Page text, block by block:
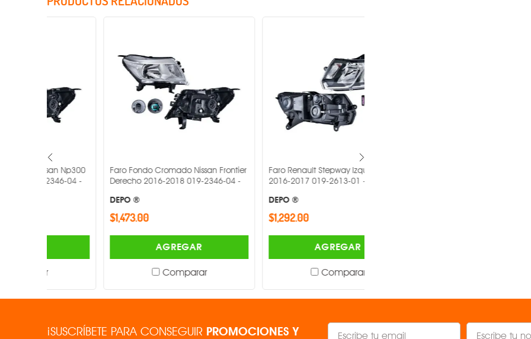
Faro Fondo Cromado Nissan Frontier
Derecho 2016-2018 019-2346-04 -
Comparar
Faro Renault Stepway Izquierdo
2016-2017 019-2613-01 -
Comparar
¡SUSCRÍBETE PARA CONSEGUIR PROMOCIONES Y